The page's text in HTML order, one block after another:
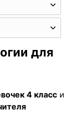
для
4 класс и